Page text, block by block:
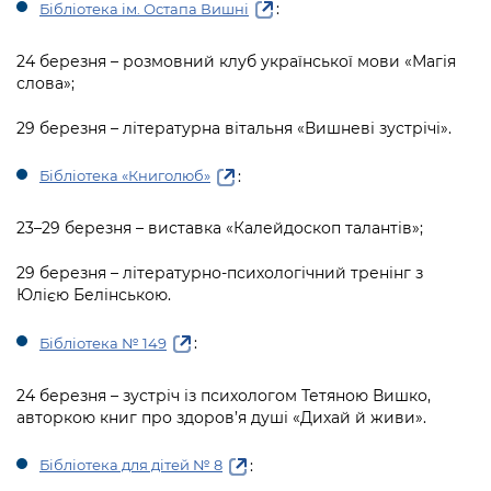
Бібліотека ім. Остапа Вишні :
24 березня – розмовний клуб української мови «Магія
слова»;
29 березня – літературна вітальня «Вишневі зустрічі».
Бібліотека «Книголюб» :
23–29 березня – виставка «Калейдоскоп талантів»;
29 березня – літературно-психологічний тренінг з
Юлією Белінською.
Бібліотека № 149 :
24 березня – зустріч із психологом Тетяною Вишко,
авторкою книг про здоров’я душі «Дихай й живи».
Бібліотека для дітей № 8 :